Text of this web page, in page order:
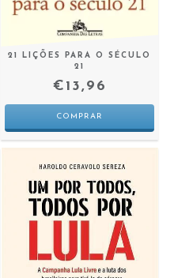
21 LIÇÕES PARA O SÉCULO
21
€13,96